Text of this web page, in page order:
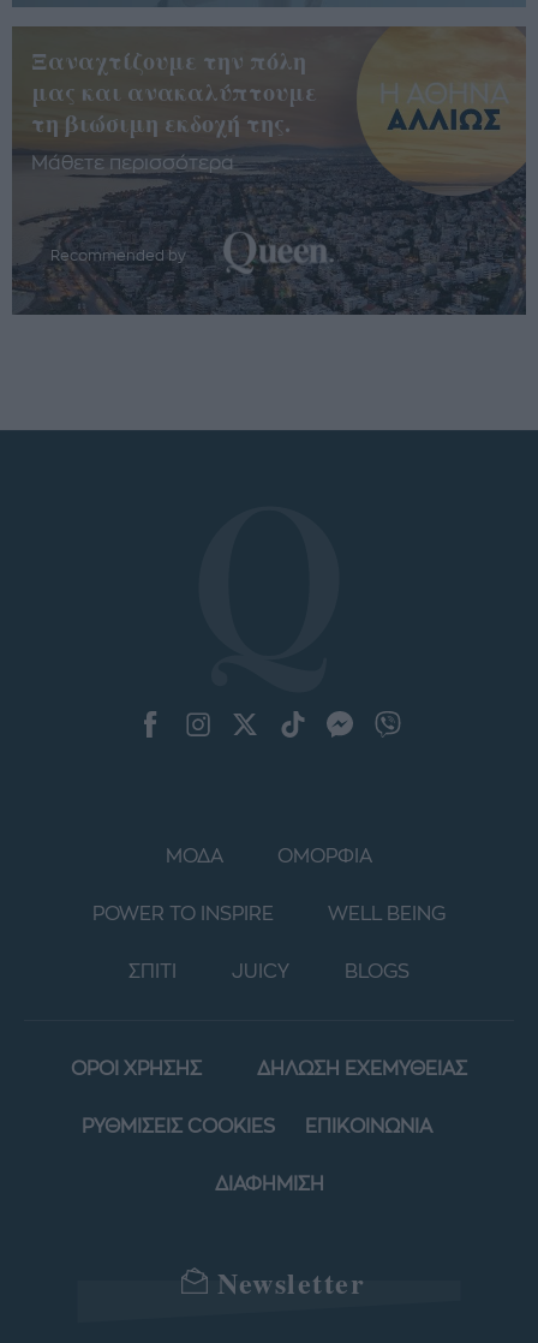
Ξαναχτίζουμε την πόλη
μας και ανακαλύπτουμε
τη βιώσιμη εκδοχή της.
Μάθετε περισσότερα
Recommended by
ΜΟΔΑ ΟΜΟΡΦΙΑ
POWER TO INSPIRE WELL BEING
ΣΠΙΤΙ JUICY BLOGS
ΟΡΟΙ ΧΡΗΣΗΣ ΔΗΛΩΣΗ ΕΧΕΜΥΘΕΙΑΣ
ΡΥΘΜΙΣΕΙΣ COOKIES ΕΠΙΚΟΙΝΩΝΙΑ
ΔΙΑΦΗΜΙΣΗ
Newsletter